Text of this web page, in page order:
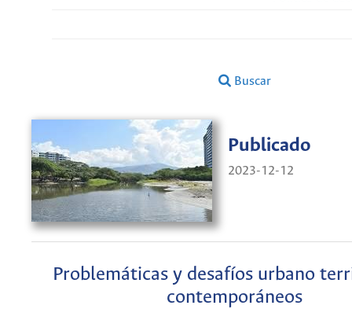
Buscar
Publicado
2023-12-12
Problemáticas y desafíos urbano
contemporáneos